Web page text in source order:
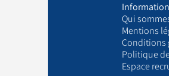
Qui
​Mentions
Conditions
Politique
Espace